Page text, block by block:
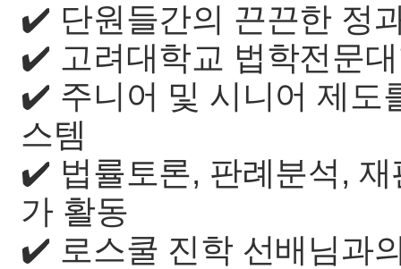
✔️ 단원들간의 끈끈한 정
✔️ 고려대학교 법학전문
✔️ 주니어 및 시니어 제도
스템
✔️ 법률토론, 판례분석,
가 활동
✔️ 로스쿨 진학 선배님과